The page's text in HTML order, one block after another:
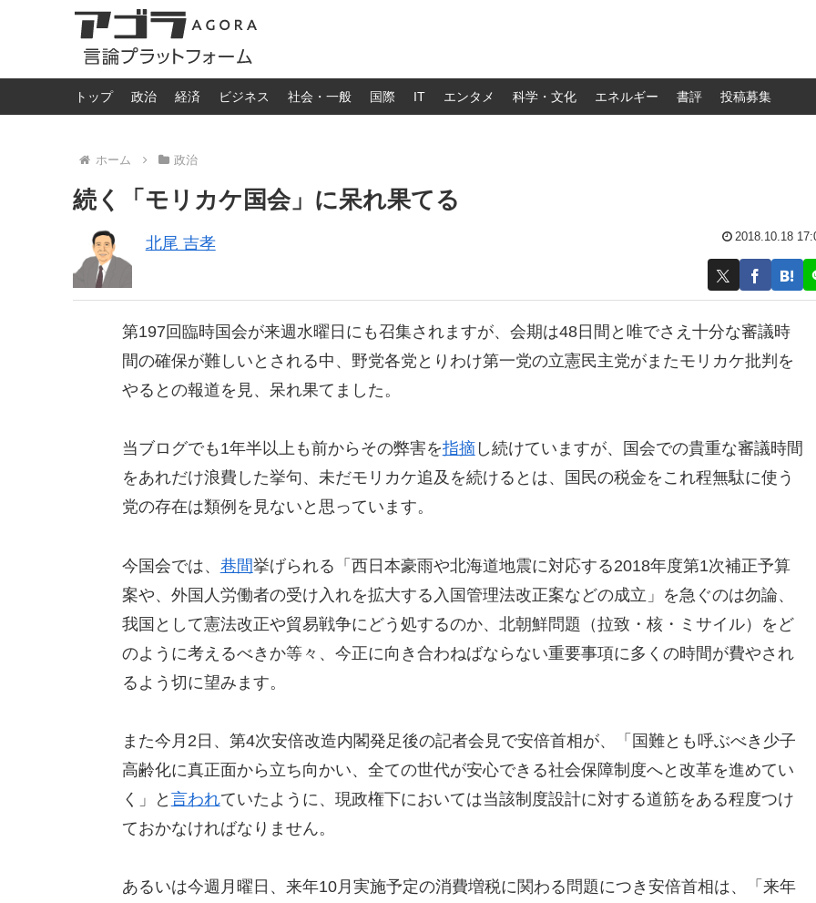
トップ 政治 経済 ビジネス 社会・一般 国際 IT エンタメ 科学・文化 エネルギー 書評 投稿募集
ホーム 政治
続く「モリカケ国会」に呆れ果てる
北尾 吉孝 2018.10.18
第197回臨時国会が来週水曜日にも召集されますが、会期は48日間と唯でさえ十分な審議時
間の確保が難しいとされる中、野党各党とりわけ第一党の立憲民主党がまたモリカケ批判を
やるとの報道を見、呆れ果てました。
当ブログでも1年半以上も前からその弊害を指摘し続けていますが、国会での貴重な審議時間
をあれだけ浪費した挙句、未だモリカケ追及を続けるとは、国民の税金をこれ程無駄に使う
党の存在は類例を見ないと思っています。
今国会では、 巷間挙げられる「西日本豪雨や北海道地震に対応する2018年度第1次補正予算
案や、外国人労働者の受け入れを拡大する入国管理法改正案などの成立」を急ぐのは勿論、
我国として憲法改正や貿易戦争にどう処するのか、北朝鮮問題（拉致・核・ミサイル）をど
のように考えるべきか等々、今正に向き合わねばならない重要事項に多くの時間が費やされ
るよう切に望みます。
また今月2日、第4次安倍改造内閣発足後の記者会見で安倍首相が、「国難とも呼ぶべき少子
高齢化に真正面から立ち向かい、全ての世代が安心できる社会保障制度へと改革を進めてい
く」と 言われていたように、現政権下においては当該制度設計に対する道筋をある程度つけ
ておかなければなりません。
あるいは今週月曜日、来年10月実施予定の消費増税に関わる問題につき安倍首相は、「来年